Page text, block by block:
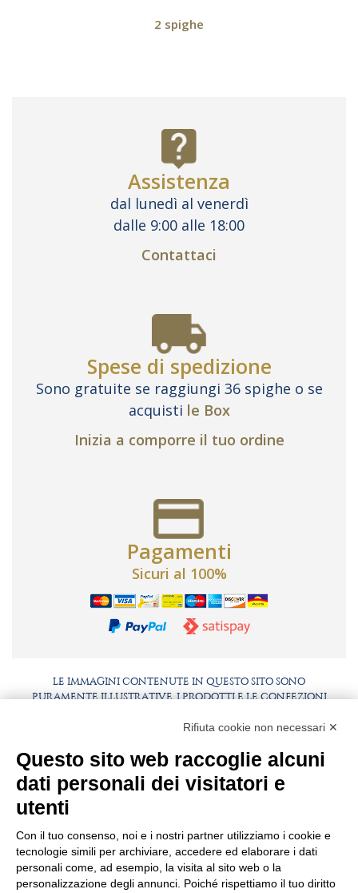
2 spighe
Assistenza
dal lunedì al venerdì
dalle 9:00 alle 18:00
Contattaci
Spese di spedizione
Sono gratuite se raggiungi 36 spighe o se
acquisti le Box
Inizia a comporre il tuo ordine
Pagamenti
Sicuri al 100%
LE IMMAGINI CONTENUTE IN QUESTO SITO SONO
PURAMENTE ILLUSTRATIVE, I PRODOTTI E LE CONFEZIONI
BEST PARTNER AREA
COMPLIANCE
TERMINI E CONDIZIONI
Rifiuta cookie non necessari ✕
Questo sito web raccoglie alcuni
dati personali dei visitatori e
utenti
Con il tuo consenso, noi e i nostri partner utilizziamo i cookie e
tecnologie simili per archiviare, accedere ed elaborare i dati
personali come, ad esempio, la visita al sito web o la
personalizzazione degli annunci. Poiché rispettiamo il tuo diritto